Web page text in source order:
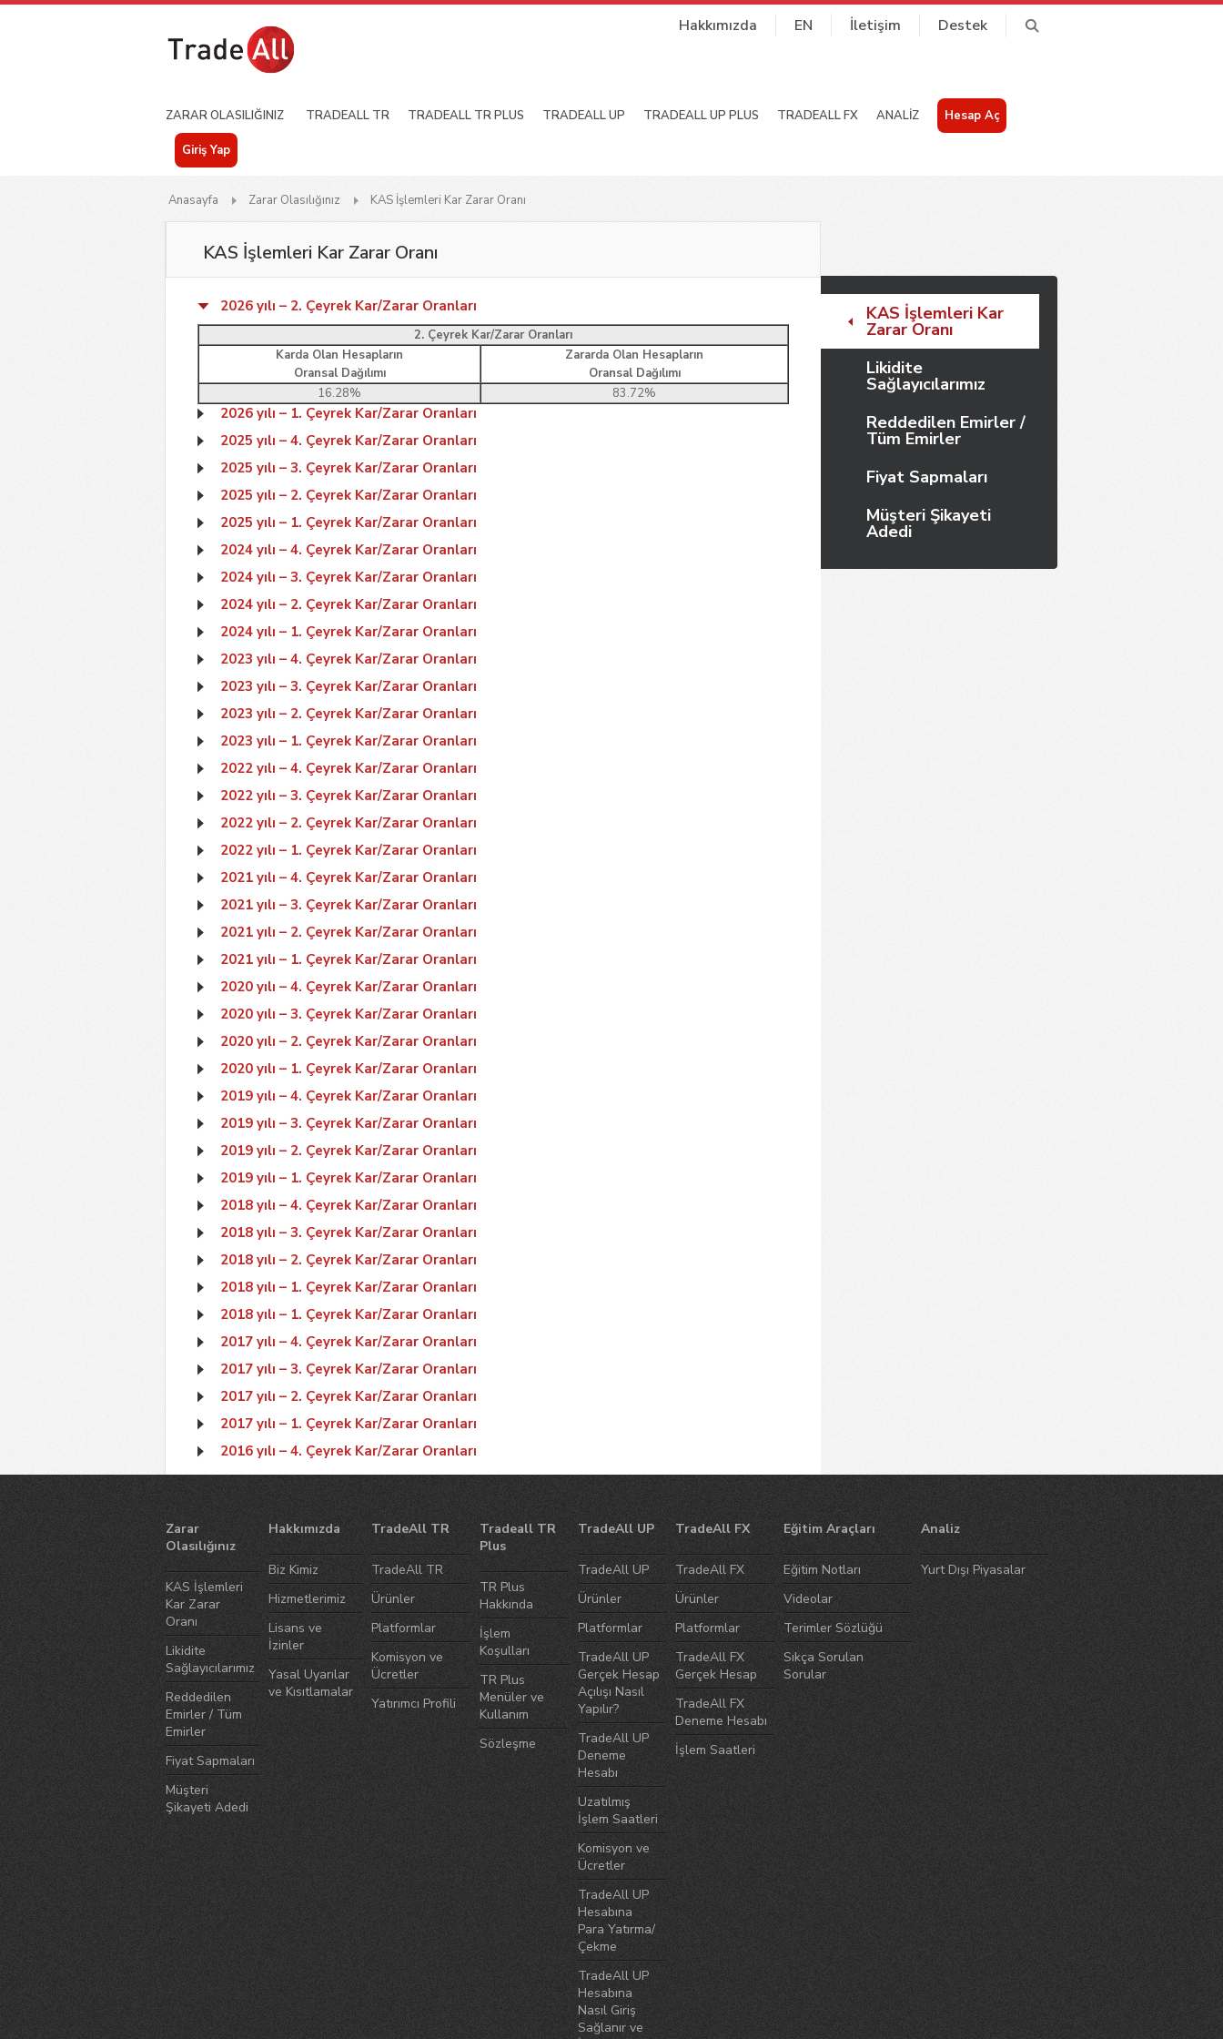
Hakkımızda EN İletişim Destek
ZARAR OLASILIĞINIZ TRADEALL TR TRADEALL TR PLUS TRADEALL UP TRADEALL UP PLUS TRADEALL FX ANALİZ Hesap Aç
Giriş Yap
Anasayfa Zarar Olasılığınız KAS İşlemleri Kar Zarar Oranı
KAS İşlemleri Kar Zarar Oranı
2026 yılı – 2. Çeyrek Kar/Zarar Oranları
2. Çeyrek Kar/Zarar Oranları
Karda Olan Hesapların
Oransal Dağılımı
Zararda Olan Hesapların
Oransal Dağılımı
16.28%
83.72%
2026 yılı – 1. Çeyrek Kar/Zarar Oranları
2025 yılı – 4. Çeyrek Kar/Zarar Oranları
2025 yılı – 3. Çeyrek Kar/Zarar Oranları
2025 yılı – 2. Çeyrek Kar/Zarar Oranları
2025 yılı – 1. Çeyrek Kar/Zarar Oranları
2024 yılı – 4. Çeyrek Kar/Zarar Oranları
2024 yılı – 3. Çeyrek Kar/Zarar Oranları
2024 yılı – 2. Çeyrek Kar/Zarar Oranları
2024 yılı – 1. Çeyrek Kar/Zarar Oranları
2023 yılı – 4. Çeyrek Kar/Zarar Oranları
2023 yılı – 3. Çeyrek Kar/Zarar Oranları
2023 yılı – 2. Çeyrek Kar/Zarar Oranları
2023 yılı – 1. Çeyrek Kar/Zarar Oranları
2022 yılı – 4. Çeyrek Kar/Zarar Oranları
2022 yılı – 3. Çeyrek Kar/Zarar Oranları
2022 yılı – 2. Çeyrek Kar/Zarar Oranları
2022 yılı – 1. Çeyrek Kar/Zarar Oranları
2021 yılı – 4. Çeyrek Kar/Zarar Oranları
2021 yılı – 3. Çeyrek Kar/Zarar Oranları
2021 yılı – 2. Çeyrek Kar/Zarar Oranları
2021 yılı – 1. Çeyrek Kar/Zarar Oranları
2020 yılı – 4. Çeyrek Kar/Zarar Oranları
2020 yılı – 3. Çeyrek Kar/Zarar Oranları
2020 yılı – 2. Çeyrek Kar/Zarar Oranları
2020 yılı – 1. Çeyrek Kar/Zarar Oranları
2019 yılı – 4. Çeyrek Kar/Zarar Oranları
2019 yılı – 3. Çeyrek Kar/Zarar Oranları
2019 yılı – 2. Çeyrek Kar/Zarar Oranları
2019 yılı – 1. Çeyrek Kar/Zarar Oranları
2018 yılı – 4. Çeyrek Kar/Zarar Oranları
2018 yılı – 3. Çeyrek Kar/Zarar Oranları
2018 yılı – 2. Çeyrek Kar/Zarar Oranları
2018 yılı – 1. Çeyrek Kar/Zarar Oranları
2018 yılı – 1. Çeyrek Kar/Zarar Oranları
2017 yılı – 4. Çeyrek Kar/Zarar Oranları
2017 yılı – 3. Çeyrek Kar/Zarar Oranları
2017 yılı – 2. Çeyrek Kar/Zarar Oranları
2017 yılı – 1. Çeyrek Kar/Zarar Oranları
2016 yılı – 4. Çeyrek Kar/Zarar Oranları
KAS İşlemleri Kar
Zarar Oranı
Likidite
Sağlayıcılarımız
Reddedilen Emirler /
Tüm Emirler
Fiyat Sapmaları
Müşteri Şikayeti
Adedi
Zarar
Olasılığınız
KAS İşlemleri
Kar Zarar
Oranı
Likidite
Sağlayıcılarımız
Reddedilen
Emirler / Tüm
Emirler
Fiyat Sapmaları
Müşteri
Şikayeti Adedi
Hakkımızda
Biz Kimiz
Hizmetlerimiz
Lisans ve
İzinler
Yasal Uyarılar
ve Kısıtlamalar
TradeAll TR
TradeAll TR
Ürünler
Platformlar
Komisyon ve
Ücretler
Yatırımcı Profili
Tradeall TR
Plus
TR Plus
Hakkında
İşlem
Koşulları
TR Plus
Menüler ve
Kullanım
Sözleşme
TradeAll UP
TradeAll UP
Ürünler
Platformlar
TradeAll UP
Gerçek Hesap
Açılışı Nasıl
Yapılır?
TradeAll UP
Deneme
Hesabı
Uzatılmış
İşlem Saatleri
Komisyon ve
Ücretler
TradeAll UP
Hesabına
Para Yatırma/
Çekme
TradeAll UP
Hesabına
Nasıl Giriş
Sağlanır ve
TradeAll FX
TradeAll FX
Ürünler
Platformlar
TradeAll FX
Gerçek Hesap
TradeAll FX
Deneme Hesabı
İşlem Saatleri
Eğitim Araçları
Eğitim Notları
Videolar
Terimler Sözlüğü
Sıkça Sorulan
Sorular
Analiz
Yurt Dışı Piyasalar